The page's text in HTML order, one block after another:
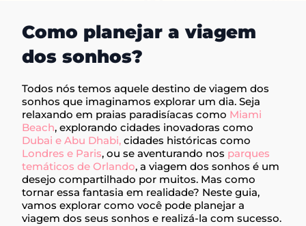
Como planejar a viagem
dos sonhos?
Todos nós temos aquele destino de viagem dos
sonhos que imaginamos explorar um dia. Seja
relaxando em praias paradisíacas como Miami
Beach, explorando cidades inovadoras como
Dubai e Abu Dhabi, cidades históricas como
Londres e Paris, ou se aventurando nos parques
temáticos de Orlando, a viagem dos sonhos é um
desejo compartilhado por muitos. Mas como
tornar essa fantasia em realidade? Neste guia,
vamos explorar como você pode planejar a
viagem dos seus sonhos e realizá-la com sucesso.